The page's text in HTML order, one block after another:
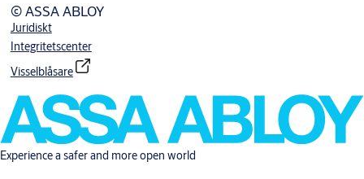
© ASSA ABLOY
Juridiskt
Integritetscenter
Visselblåsare
Experience a safer and more open world